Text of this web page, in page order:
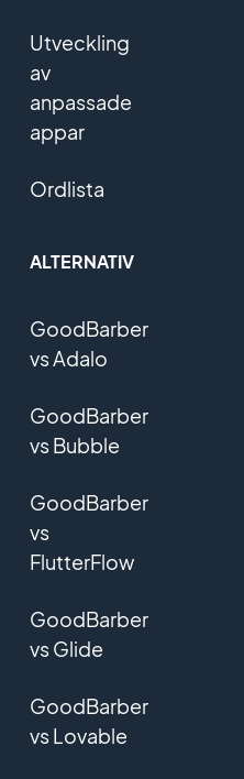
Utveckling
av
anpassade
appar
Ordlista
ALTERNATIV
GoodBarber
vs Adalo
GoodBarber
vs Bubble
GoodBarber
vs
FlutterFlow
GoodBarber
vs Glide
GoodBarber
vs Lovable